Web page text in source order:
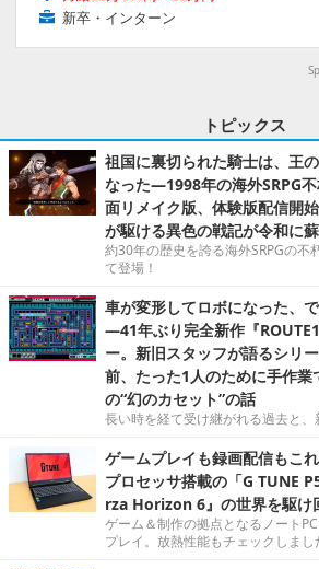
新卒・インターン
トピックス
祖国に裏切られた騎士は、王
なった―1998年の海外SRPG
面リメイク版、体験版配信開
が駆ける異色の戦記が令和に
約30年の歴史を誇る海外SRPGの不
て登場！
車が変形してロボになった、
―41年ぶり完全新作『
ー。新旧スタッフが語るシリ
前、たった1人のために手作
の“幻のカセット”の話
長い時を経て受け継がれる過去と、
ゲームプレイも録画配信もこ
プロセッサ搭載の「G TUNE
rza Horizon 6』の世界を駆け
ゲーム＆制作の拠点となるノート
プレイ。放熱性能もチェックしまし